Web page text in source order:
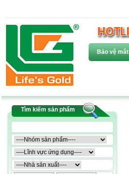
Bảo vệ mắt
Tìm kiếm sản phẩm